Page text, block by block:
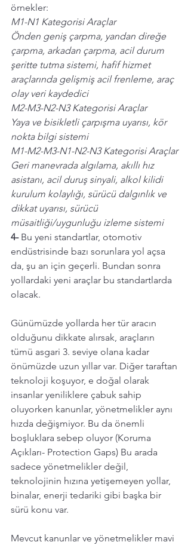
örnekler:
M1-N1 Kategorisi Araçlar
Önden geniş çarpma, yandan direğe
çarpma, arkadan çarpma, acil durum
şeritte tutma sistemi, hafif hizmet
araçlarında gelişmiş acil frenleme, araç
olay veri kaydedici
M2-M3-N2-N3 Kategorisi Araçlar
Yaya ve bisikletli çarpışma uyarısı, kör
nokta bilgi sistemi
M1-M2-M3-N1-N2-N3 Kategorisi Araçlar
Geri manevrada algılama, akıllı hız
asistanı, acil duruş sinyali, alkol kilidi
kurulum kolaylığı, sürücü dalgınlık ve
dikkat uyarısı, sürücü
müsaitliği/uygunluğu izleme sistemi
4- Bu yeni standartlar, otomotiv
endüstrisinde bazı sorunlara yol açsa
da, şu an için geçerli. Bundan sonra
yollardaki yeni araçlar bu standartlarda
olacak.
Günümüzde yollarda her tür aracın
olduğunu dikkate alırsak, araçların
tümü asgari 3. seviye olana kadar
önümüzde uzun yıllar var. Diğer taraftan
teknoloji koşuyor, e doğal olarak
insanlar yeniliklere çabuk sahip
oluyorken kanunlar, yönetmelikler aynı
hızda değişmiyor. Bu da önemli
boşluklara sebep oluyor (Koruma
Açıkları- Protection Gaps) Bu arada
sadece yönetmelikler değil,
teknolojinin hızına yetişemeyen yollar,
binalar, enerji tedariki gibi başka bir
sürü konu var.
Mevcut kanunlar ve yönetmelikler mavi